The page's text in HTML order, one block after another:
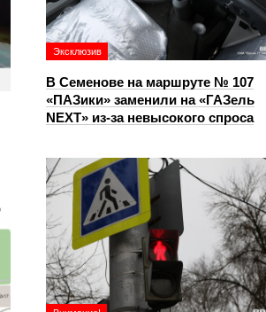
Эксклюзив
В Семенове на маршруте № 107
«ПАЗики» заменили на «ГАЗель
NEXT» из‑за невысокого спроса